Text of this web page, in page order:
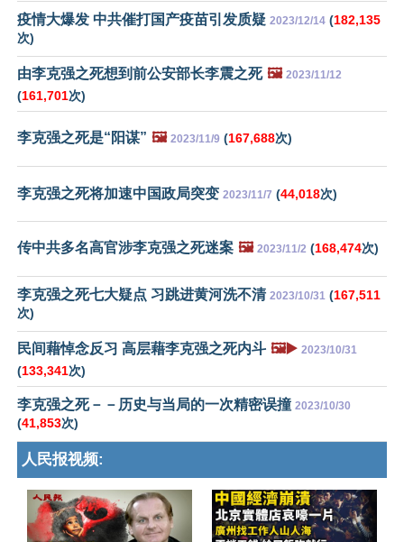
疫情大爆发 中共催打国产疫苗引发质疑 2023/12/14 (182,135
次)
由李克强之死想到前公安部长李震之死 🖼️ 2023/11/12
(161,701次)
李克强之死是“阳谋” 🖼️ 2023/11/9 (167,688次)
李克强之死将加速中国政局突变 2023/11/7 (44,018次)
传中共多名高官涉李克强之死迷案 🖼️ 2023/11/2 (168,474次)
李克强之死七大疑点 习跳进黄河洗不清 2023/10/31 (167,511
次)
民间藉悼念反习 高层藉李克强之死内斗 🖼️▶️ 2023/10/31
(133,341次)
李克强之死－－历史与当局的一次精密误撞 2023/10/30
(41,853次)
人民报视频: